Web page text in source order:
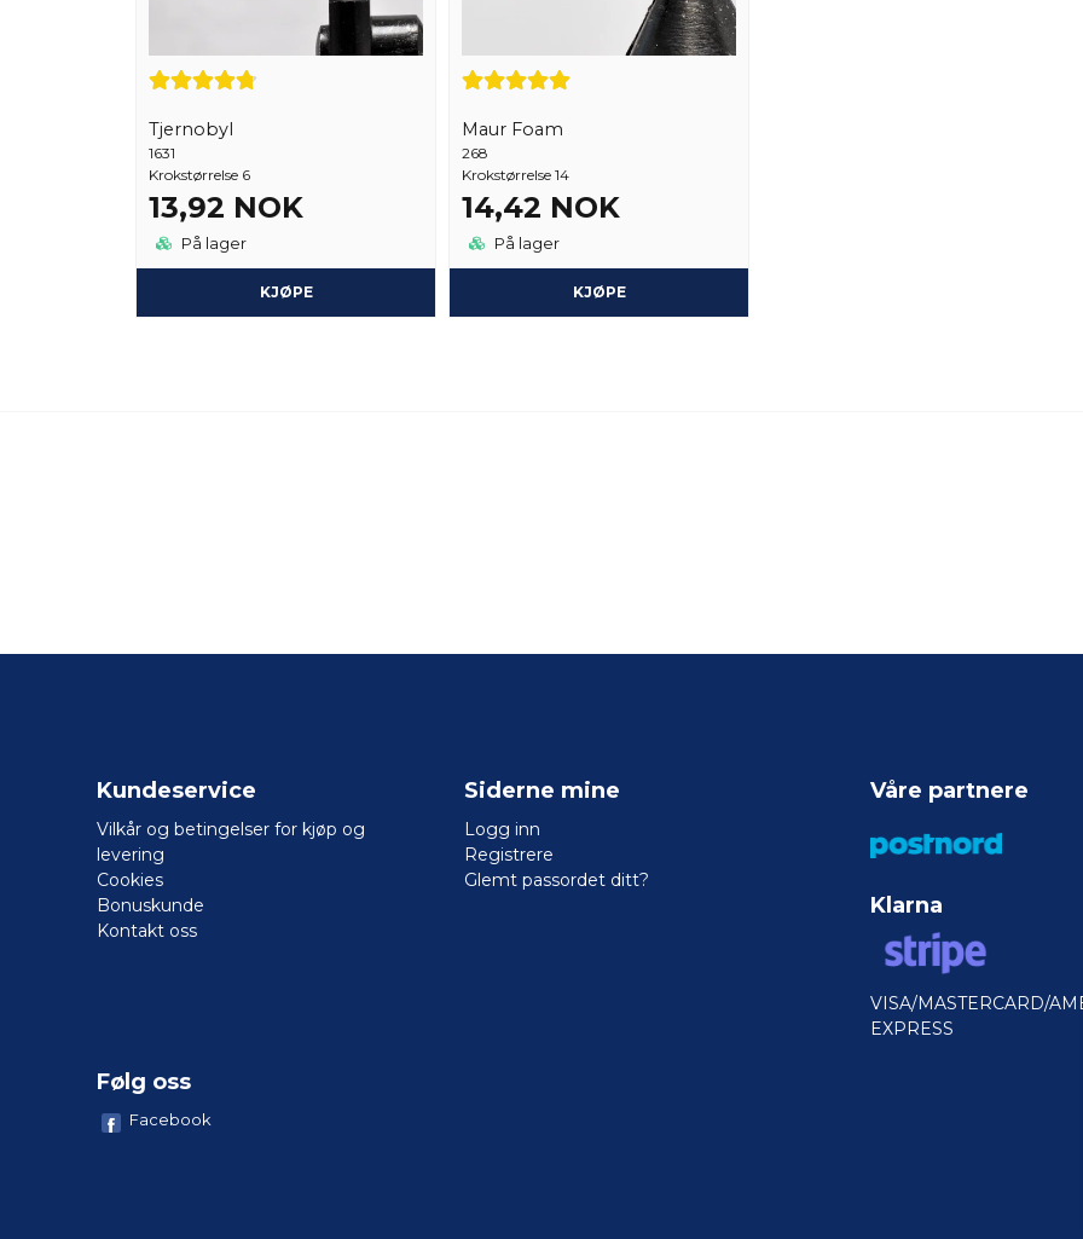
Tjernobyl
1631
Krokstørrelse 6
13,92 NOK
På lager
KJØPE
Maur Foam
268
Krokstørrelse 14
14,42 NOK
På lager
KJØPE
Kundeservice
Vilkår og betingelser for kjøp og
levering
Cookies
Bonuskunde
Kontakt oss
Siderne mine
Logg inn
Registrere
Glemt passordet ditt?
Våre partnere
Klarna
VISA/MASTERCARD/
EXPRESS
Følg oss
Facebook